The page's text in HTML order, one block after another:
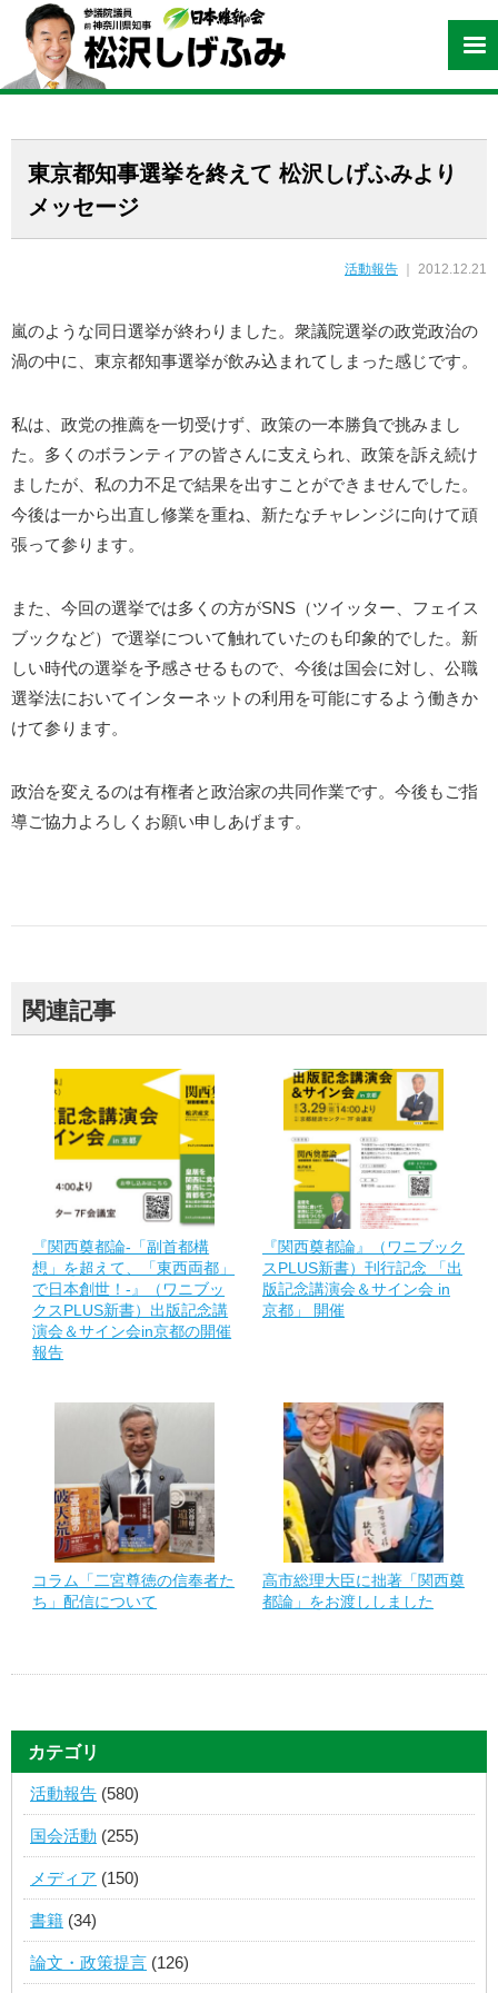
東京都知事選挙を終えて 松沢しげふみより
メッセージ
活動報告 ｜ 2012.12.21
嵐のような同日選挙が終わりました。衆議院選挙の政党政治の
渦の中に、東京都知事選挙が飲み込まれてしまった感じです。
私は、政党の推薦を一切受けず、政策の一本勝負で挑みまし
た。多くのボランティアの皆さんに支えられ、政策を訴え続け
ましたが、私の力不足で結果を出すことができませんでした。
今後は一から出直し修業を重ね、新たなチャレンジに向けて頑
張って参ります。
また、今回の選挙では多くの方がSNS（ツイッター、フェイス
ブックなど）で選挙について触れていたのも印象的でした。新
しい時代の選挙を予感させるもので、今後は国会に対し、公職
選挙法においてインターネットの利用を可能にするよう働きか
けて参ります。
政治を変えるのは有権者と政治家の共同作業です。今後もご指
導ご協力よろしくお願い申しあげます。
関連記事
『関西奠都論-「副首都構
想」を超えて、「東西両都」
で日本創世！-』（ワニブッ
クスPLUS新書）出版記念講
演会＆サイン会in京都の開催
報告
『関西奠都論』（ワニブック
スPLUS新書）刊行記念 「出
版記念講演会＆サイン会 in
京都」 開催
コラム「二宮尊徳の信奉者た
ち」配信について
高市総理大臣に拙著「関西奠
都論」をお渡ししました
カテゴリ
活動報告 (580)
国会活動 (255)
メディア (150)
書籍 (34)
論文・政策提言 (126)